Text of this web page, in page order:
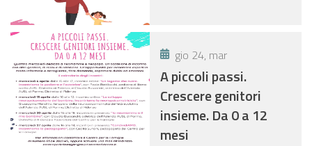
gio 24, mar
A piccoli passi.
Crescere genitori
insieme. Da 0 a 12
mesi